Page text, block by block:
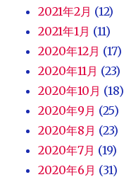
2021年2月 (12)
2021年1月 (11)
2020年12月 (17)
2020年11月 (23)
2020年10月 (18)
2020年9月 (25)
2020年8月 (23)
2020年7月 (19)
2020年6月 (31)